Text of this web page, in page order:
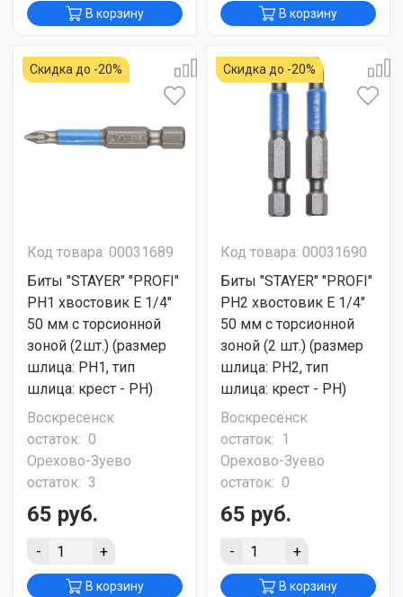
В корзину В корзину
Скидка до -20%
Код товара: 00031689
Биты "STAYER" "PROFI"
PH1 хвостовик E 1/4"
50 мм с торсионной
зоной (2шт.) (размер
шлица: PH1, тип
шлица: крест - PH)
Воскресенск
остаток: 0
Орехово-Зуево
остаток: 3
65 руб.
- +
В корзину
Скидка до -20%
Код товара: 00031690
Биты "STAYER" "PROFI"
PH2 хвостовик E 1/4"
50 мм с торсионной
зоной (2 шт.) (размер
шлица: PH2, тип
шлица: крест - PH)
Воскресенск
остаток: 1
Орехово-Зуево
остаток: 0
65 руб.
- +
В корзину